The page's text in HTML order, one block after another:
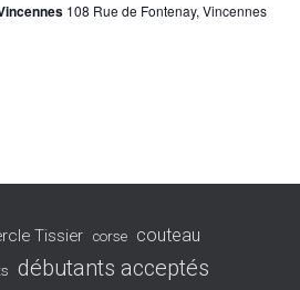
108 Rue de Fontenay, Vincennes
Tissier corse couteau
débutants acceptés